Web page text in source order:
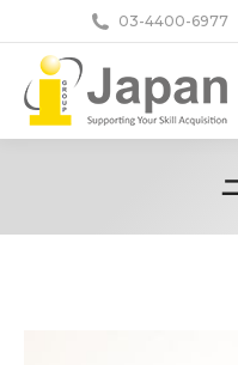
03-4400-6977